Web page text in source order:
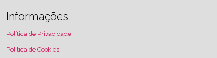
Informações
Política de Privacidade
Política de Cookies